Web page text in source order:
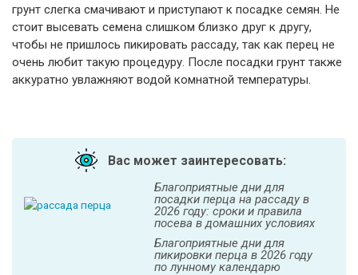
грунт слегка смачивают и приступают к посадке семян. Не
стоит высевать семена слишком близко друг к другу,
чтобы не пришлось пикировать рассаду, так как перец не
очень любит такую процедуру. После посадки грунт также
аккуратно увлажняют водой комнатной температуры.
Вас может заинтересовать:
Благоприятные дни для
посадки перца на рассаду в
2026 году: сроки и правила
посева в домашних условиях
Благоприятные дни для
пикировки перца в 2026 году
по лунному календарю